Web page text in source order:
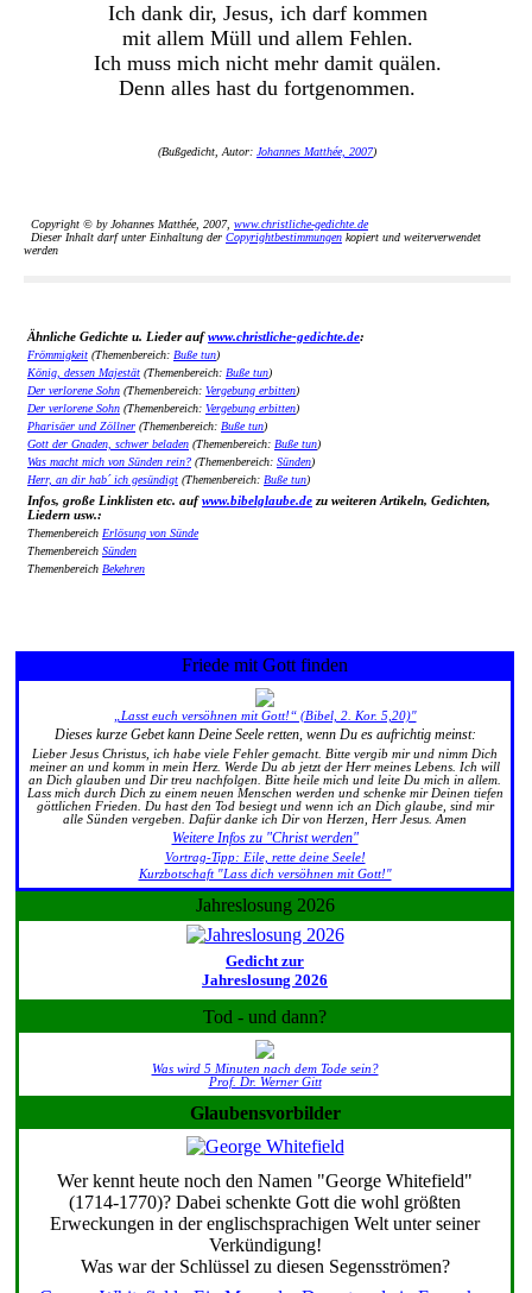
Ich dank dir, Jesus, ich darf kommen
mit allem Müll und allem Fehlen.
Ich muss mich nicht mehr damit quälen.
Denn alles hast du fortgenommen.
(Bußgedicht, Autor: Johannes Matthée, 2007)
Copyright © by Johannes Matthée, 2007, www.christliche-gedichte.de
Dieser Inhalt darf unter Einhaltung der Copyrightbestimmungen kopiert und weiterverwendet
werden
Ähnliche Gedichte u. Lieder aufwww.christliche-gedichte.de:
Frömmigkeit (Themenbereich: Buße tun)
König, dessen Majestät (Themenbereich: Buße tun)
Der verlorene Sohn (Themenbereich: Vergebung erbitten)
Der verlorene Sohn (Themenbereich: Vergebung erbitten)
Pharisäer und Zöllner (Themenbereich: Buße tun)
Gott der Gnaden, schwer beladen (Themenbereich: Buße tun)
Was macht mich von Sünden rein? (Themenbereich: Sünden)
Herr, an dir hab´ ich gesündigt (Themenbereich: Buße tun)
Infos, große Linklisten etc. aufwww.bibelglaube.de zu weiteren Artikeln, Gedichten,
Liedern usw.:
Themenbereich Erlösung von Sünde
Themenbereich Sünden
Themenbereich Bekehren
Friede mit Gott finden
„Lasst euch versöhnen mit Gott!“ (Bibel, 2. Kor. 5,20)"
Dieses kurze Gebet kann Deine Seele retten, wenn Du es aufrichtig meinst:
Lieber Jesus Christus, ich habe viele Fehler gemacht. Bitte vergib mir und nimm Dich
meiner an und komm in mein Herz. Werde Du ab jetzt der Herr meines Lebens. Ich will
an Dich glauben und Dir treu nachfolgen. Bitte heile mich und leite Du mich in allem.
Lass mich durch Dich zu einem neuen Menschen werden und schenke mir Deinen tiefen
göttlichen Frieden. Du hast den Tod besiegt und wenn ich an Dich glaube, sind mir
alle Sünden vergeben. Dafür danke ich Dir von Herzen, Herr Jesus. Amen
Weitere Infos zu "Christ werden"
Vortrag-Tipp: Eile, rette deine Seele!
Kurzbotschaft "Lass dich versöhnen mit Gott!"
Jahreslosung 2026
Gedicht zur
Jahreslosung 2026
Tod - und dann?
Was wird 5 Minuten nach dem Tode sein?
Prof. Dr. Werner Gitt
Glaubensvorbilder
Wer kennt heute noch den Namen "George Whitefield"
(1714-1770)? Dabei schenkte Gott die wohl größten
Erweckungen in der englischsprachigen Welt unter seiner
Verkündigung!
Was war der Schlüssel zu diesen Segensströmen?